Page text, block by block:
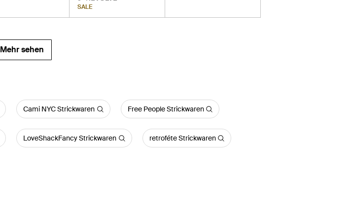
SALE
Mehr sehen
Cami NYC Strickwaren Free People Strickwaren
LoveShackFancy Strickwaren retroféte Strickwaren